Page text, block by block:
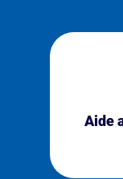
Aide